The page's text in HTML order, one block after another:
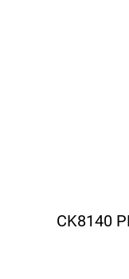
CK8140